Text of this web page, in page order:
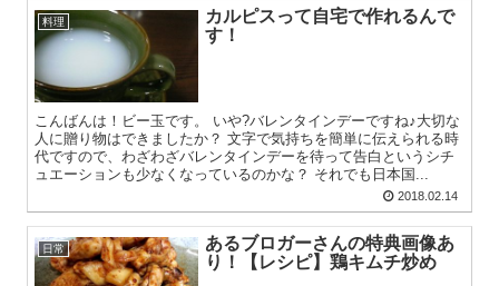
料理
カルピスって自宅で作れるんで
す！
こんばんは！ビー玉です。 いや?バレンタインデーですね♪大切な
人に贈り物はできましたか？ 文字で気持ちを簡単に伝えられる時
代ですので、わざわざバレンタインデーを待って告白というシチ
ュエーションも少なくなっているのかな？ それでも日本国...
2018.02.14
日常
あるブロガーさんの特典画像あ
り！【レシピ】鶏キムチ炒め